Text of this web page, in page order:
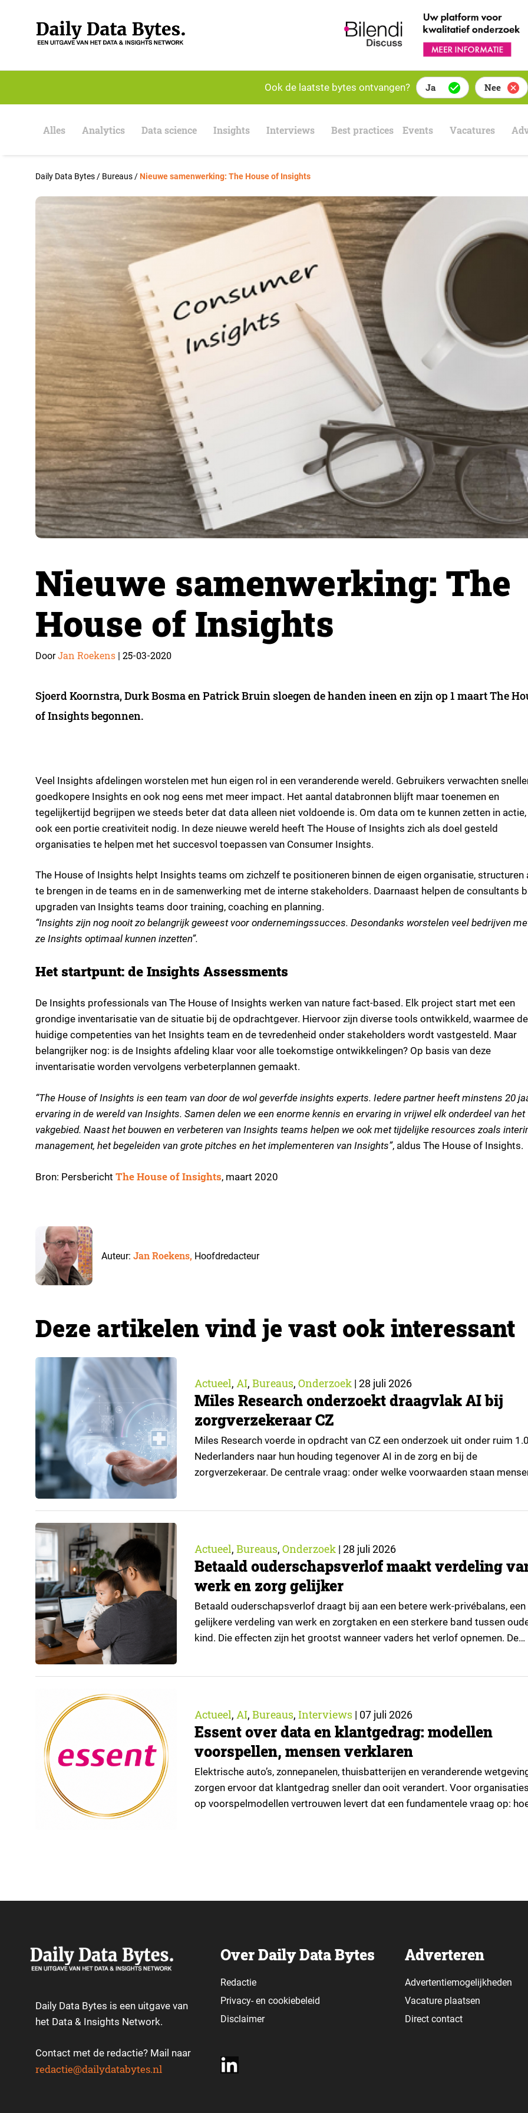
o
n
Ook de laatste bytes ontvangen? Ja Nee
Alles Analytics Data science Insights Interviews Best practices Events Vacatures
Daily Data Bytes / Bureaus /Nieuwe samenwerking: The House of Insights
Nieuwe samenwerking: The
House of Insights
DoorJan Roekens | 25-03-2020
Sjoerd Koornstra, Durk Bosma en Patrick Bruin sloegen de handen ineen en zijn op 1 maart The
of Insights begonnen.
Veel Insights afdelingen worstelen met hun eigen rol in een veranderende wereld. Gebruikers verwachten
goedkopere Insights en ook nog eens met meer impact. Het aantal databronnen blijft maar toenemen en
tegelijkertijd begrijpen we steeds beter dat data alleen niet voldoende is. Om data om te kunnen zetten in actie,
ook een portie creativiteit nodig. In deze nieuwe wereld heeft The House of Insights zich als doel gesteld
organisaties te helpen met het succesvol toepassen van Consumer Insights.
The House of Insights helpt Insights teams om zichzelf te positioneren binnen de eigen organisatie, structuren
te brengen in de teams en in de samenwerking met de interne stakeholders. Daarnaast helpen de consultants
upgraden van Insights teams door training, coaching en planning.
“Insights zijn nog nooit zo belangrijk geweest voor ondernemingssucces. Desondanks worstelen veel bedrijven
ze Insights optimaal kunnen inzetten”.
Het startpunt: de Insights Assessments
De Insights professionals van The House of Insights werken van nature fact-based. Elk project start met een
grondige inventarisatie van de situatie bij de opdrachtgever. Hiervoor zijn diverse tools ontwikkeld, waarmee de
huidige competenties van het Insights team en de tevredenheid onder stakeholders wordt vastgesteld. Maar
belangrijker nog: is de Insights afdeling klaar voor alle toekomstige ontwikkelingen? Op basis van deze
inventarisatie worden vervolgens verbeterplannen gemaakt.
“The House of Insights is een team van door de wol geverfde insights experts. Iedere partner heeft minstens 20
ervaring in de wereld van Insights. Samen delen we een enorme kennis en ervaring in vrijwel elk onderdeel van het
vakgebied. Naast het bouwen en verbeteren van Insights teams helpen we ook met tijdelijke resources zoals
management, het begeleiden van grote pitches en het implementeren van Insights”, aldus The House of Insights.
Bron: Persbericht The House of Insights, maart 2020
Auteur: Jan Roekens, Hoofdredacteur
Deze artikelen vind je vast ook interessant
Actueel, AI, Bureaus, Onderzoek | 28 juli 2026
Miles Research onderzoekt draagvlak AI bij
zorgverzekeraar CZ
Miles Research voerde in opdracht van CZ een onderzoek uit onder ruim
Nederlanders naar hun houding tegenover AI in de zorg en bij de
zorgverzekeraar. De centrale vraag: onder welke voorwaarden staan
Actueel, Bureaus, Onderzoek | 28 juli 2026
Betaald ouderschapsverlof maakt verdeling
werk en zorg gelijker
Betaald ouderschapsverlof draagt bij aan een betere werk-privébalans, een
gelijkere verdeling van werk en zorgtaken en een sterkere band tussen
kind. Die effecten zijn het grootst wanneer vaders het verlof opnemen. De
Actueel, AI, Bureaus, Interviews | 07 juli 2026
Essent over data en klantgedrag: modellen
voorspellen, mensen verklaren
Elektrische auto’s, zonnepanelen, thuisbatterijen en veranderende
zorgen ervoor dat klantgedrag sneller dan ooit verandert. Voor
op voorspelmodellen vertrouwen levert dat een fundamentele vraag op:
Daily Data Bytes is een uitgave van
het Data & Insights Network.
Contact met de redactie? Mail naar
redactie@dailydatabytes.nl
Over Daily Data Bytes
Redactie
Privacy-en cookiebeleid
Disclaimer
Adverteren
Advertentiemogelijkheden
Vacature plaatsen
Direct contact